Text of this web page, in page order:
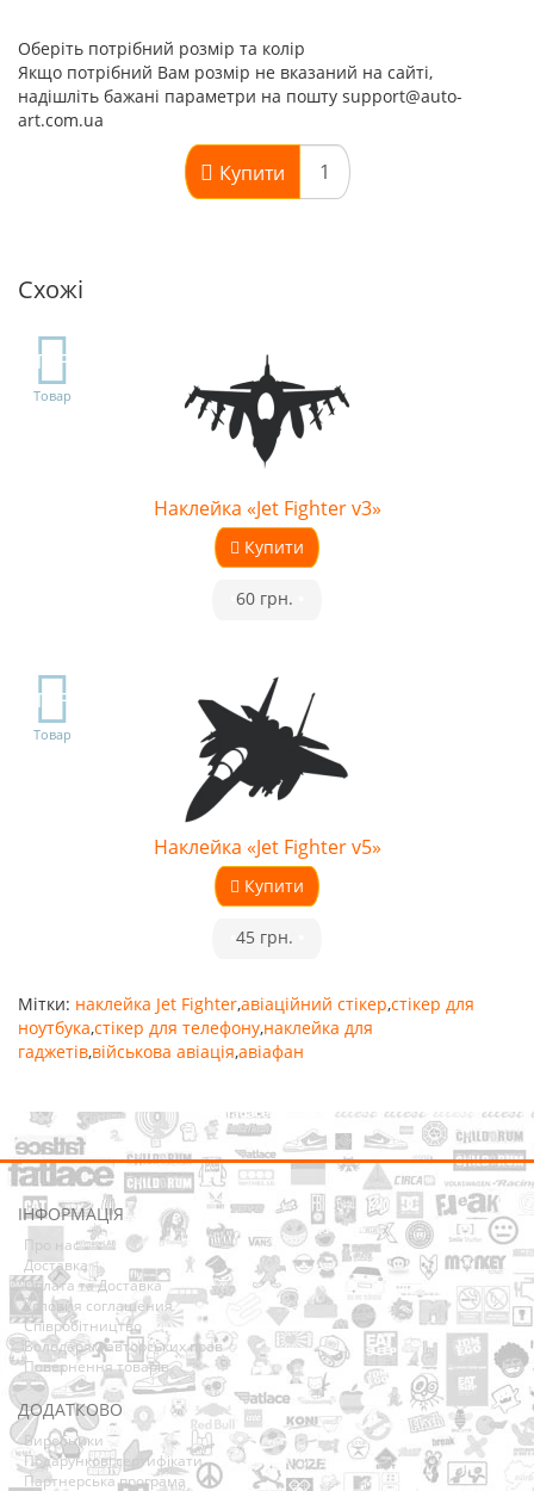
Оберіть потрібний розмір та колір
Якщо потрібний Вам розмір не вказаний на сайті,
надішліть бажані параметри на пошту support@auto-
art.com.ua
Купити
Схожі
TOP
Товар
Наклейка «Jet Fighter v3»
Купити
60 грн.
TOP
Товар
Наклейка «Jet Fighter v5»
Купити
45 грн.
Мітки: наклейка Jet Fighter,авіаційний стікер,стікер для
ноутбука,стікер для телефону,наклейка для
гаджетів,військова авіація,авіафан
ІНФОРМАЦІЯ
Про нас
Доставка
Оплата та Доставка
Условия соглашения
Співробітництво
Володарям авторських прав
Повернення товарів
ДОДАТКОВО
Виробники
Подарункові сертифікати
Партнерська програма